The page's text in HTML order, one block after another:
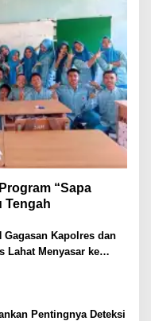
“Sapa
Tengah
Gagasan Kapolres dan
Lahat Menyasar ke
Pentingnya Deteksi